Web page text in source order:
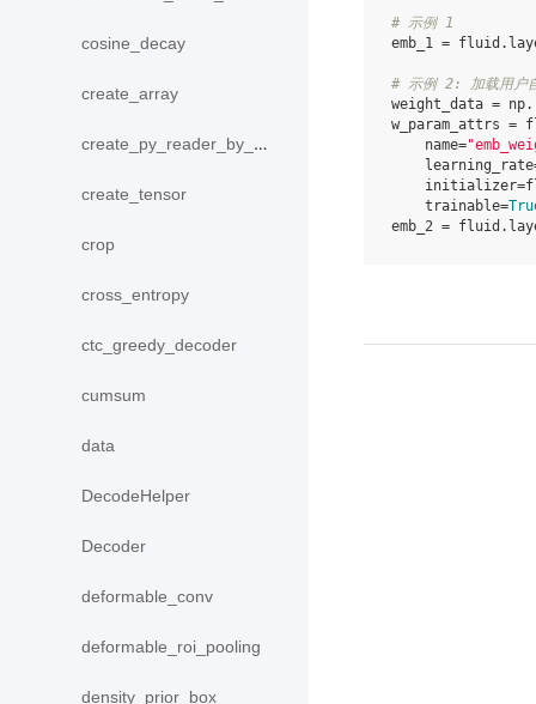
cosine_decay
create_array
create_py_reader_by_data
create_tensor
crop
cross_entropy
ctc_greedy_decoder
cumsum
data
DecodeHelper
Decoder
deformable_conv
deformable_roi_pooling
density_prior_box
# 示例 1
emb_1 = fluid .
# 示例 2: 加载用户
weight_data = np.
w_param_attrs =
name=
learning_rate
initializer=
trainable=
emb_2 = fluid .